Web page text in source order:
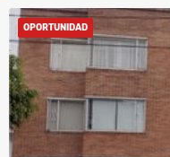
OPORTUNIDAD